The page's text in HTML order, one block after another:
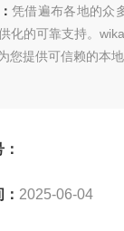
凭借遍布各地的众
化的可靠支持。
您提供可信赖的本地
2025-06-04